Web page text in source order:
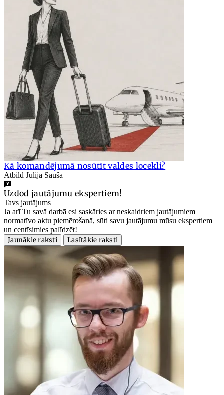
Kā komandējumā nosūtīt valdes locekli?
Atbild Jūlija Sauša
Uzdod jautājumu ekspertiem!
Tavs jautājums
Ja arī Tu savā darbā esi saskāries ar neskaidriem jautājumiem
normatīvo aktu piemērošanā, sūti savu jautājumu mūsu ekspertiem
un centīsimies palīdzēt!
Jaunākie raksti
Lasītākie raksti